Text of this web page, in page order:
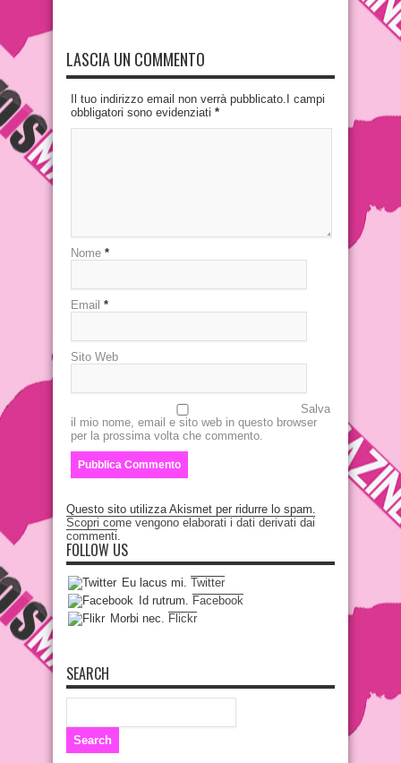
LASCIA UN COMMENTO
Il tuo indirizzo email non verrà pubblicato.I campi
obbligatori sono evidenziati *
Nome *
Email *
Sito Web
Salva
il mio nome, email e sito web in questo browser
per la prossima volta che commento.
Questo sito utilizza Akismet per ridurre lo spam.
Scopri come vengono elaborati i dati derivati dai
commenti.
FOLLOW US
Eu lacus mi. Twitter
Id rutrum. Facebook
Morbi nec. Flickr
SEARCH